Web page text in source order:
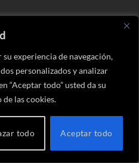
experiencia de navegación,
personalizados y analizar
“Aceptar todo” usted da su
las cookies.
todo Aceptar todo